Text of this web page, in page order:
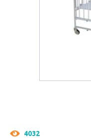
4032